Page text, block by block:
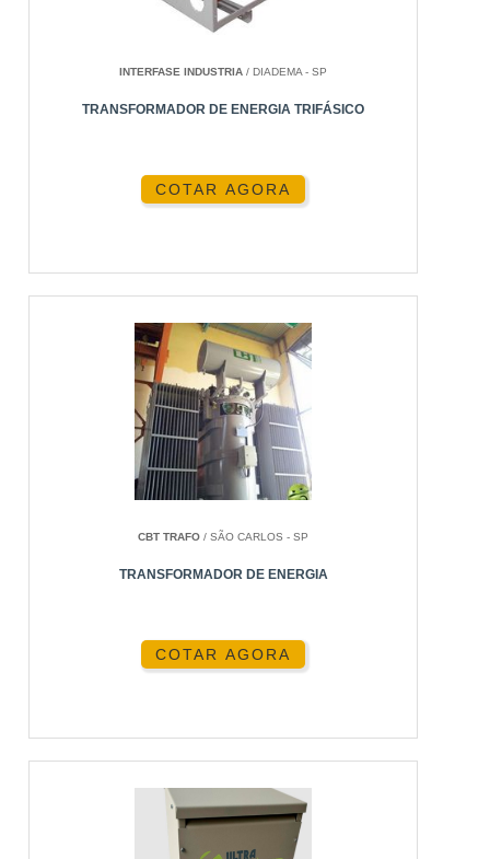
INTERFASE INDUSTRIA / DIADEMA - SP
TRANSFORMADOR DE ENERGIA TRIFÁSICO
COTAR AGORA
CBT TRAFO / SÃO CARLOS - SP
TRANSFORMADOR DE ENERGIA
COTAR AGORA